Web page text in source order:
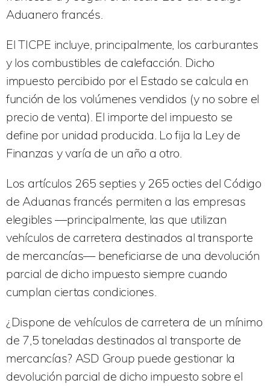
Aduanero francés.
El TICPE incluye, principalmente, los carburantes
y los combustibles de calefacción. Dicho
impuesto percibido por el Estado se calcula en
función de los volúmenes vendidos (y no sobre el
precio de venta). El importe del impuesto se
define por unidad producida. Lo fija la Ley de
Finanzas y varía de un año a otro.
Los artículos 265 septies y 265 octies del Código
de Aduanas francés permiten a las empresas
elegibles ―principalmente, las que utilizan
vehículos de carretera destinados al transporte
de mercancías― beneficiarse de una devolución
parcial de dicho impuesto siempre cuando
cumplan ciertas condiciones.
¿Dispone de vehículos de carretera de un mínimo
de 7,5 toneladas destinados al transporte de
mercancías? ASD Group puede gestionar la
devolución parcial de dicho impuesto sobre el